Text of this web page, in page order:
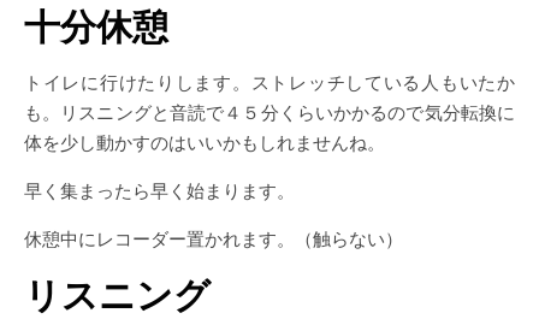
十分休憩
トイレに行けたりします。ストレッチしている人もいたか
も。リスニングと音読で４５分くらいかかるので気分転換に
体を少し動かすのはいいかもしれませんね。
早く集まったら早く始まります。
休憩中にレコーダー置かれます。（触らない）
リスニング